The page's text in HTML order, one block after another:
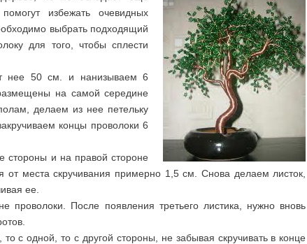
избежать очевидных
выбрать подходящий
для того, чтобы сплести
нее 50 см. и нанизываем 6
на самой середине
делаем из нее петельку
концы проволоки 6
стороны и на правой стороне
от места скручивания примерно 1,5 см. Снова делаем листок,
ее.
проволоки. После появления третьего листика, нужно вновь
с одной, то с другой стороны, не забывая скручивать в конце